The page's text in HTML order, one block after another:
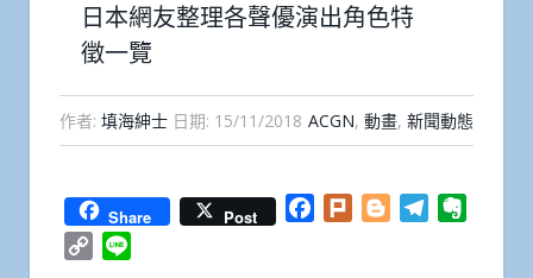
日本網友整理各聲優演出角色特
徵一覽
作者: 填海紳士 日期: 15/11/2018 ACGN, 動畫, 新聞動態
Share Post Facebook
Plurk BloggerTelegram
Copy